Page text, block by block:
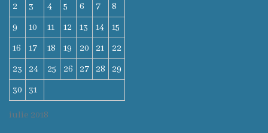
iulie 2018
2
3 4 5 6 7
8
9
10 11 12 13 14
15
16
17 18 19 20 21
22
23
24 25 26 27 28
29
30
31